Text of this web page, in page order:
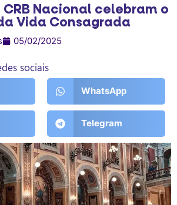
Nacional celebram o
Vida Consagrada
05/02/2025
sociais
WhatsApp
Telegram